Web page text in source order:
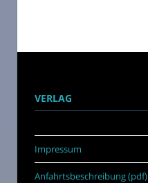
VERLAG
Impressum
Anfahrtsbeschreibung (pdf)